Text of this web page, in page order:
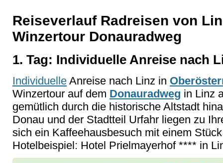
Reiseverlauf Radreisen von
Winzertour Donauradweg
1. Tag: Individuelle Anreise nach
Individuelle Anreise nach Linz in
Winzertour auf dem Donauradweg in Linz
gemütlich durch die historische Altstadt
Donau und der Stadtteil Urfahr liegen zu
sich ein Kaffeehausbesuch mit einem
Hotelbeispiel: Hotel Prielmayerhof **** in